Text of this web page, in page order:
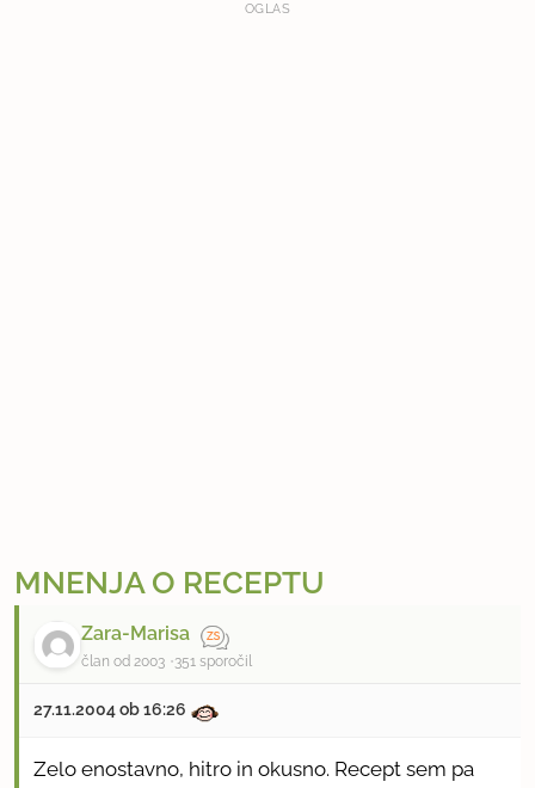
OGLAS
MNENJA O RECEPTU
Zara-Marisa
član od 2003 351 sporočil
27.11.2004 ob 16:26
Zelo enostavno, hitro in okusno. Recept sem pa